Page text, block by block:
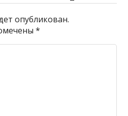
опубликован.
*